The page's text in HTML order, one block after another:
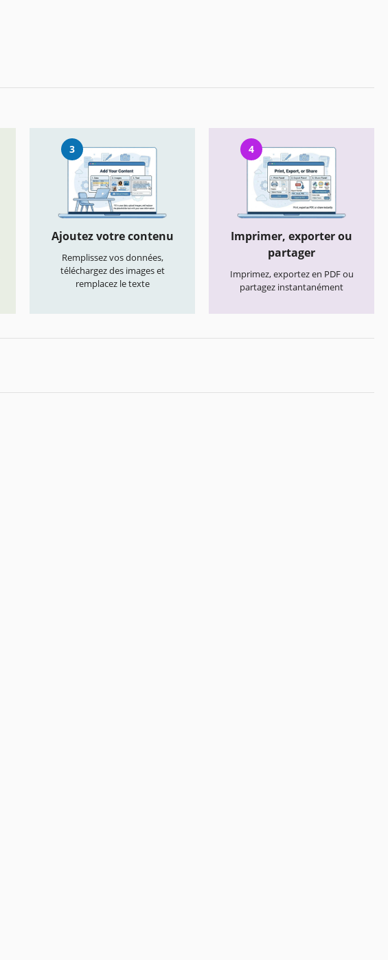
3
Ajoutez votre contenu
Remplissez vos données,
téléchargez des images et
remplacez le texte
4
Imprimer, exporter ou
partager
Imprimez, exportez en PDF ou
partagez instantanément